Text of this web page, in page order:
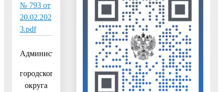
№ 793 от
20.02.202
3.pdf
Администрация
городского
округа